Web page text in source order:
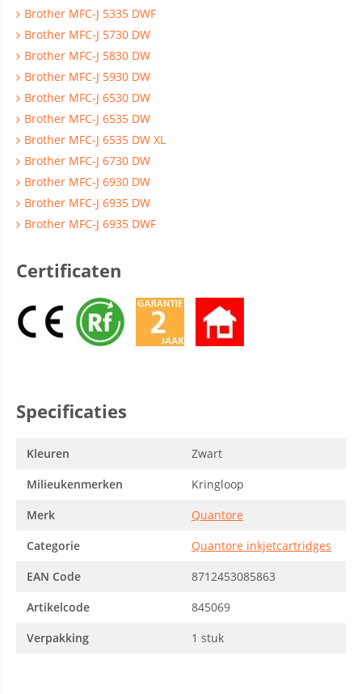
Brother MFC-J 5335 DWF
Brother MFC-J 5730 DW
Brother MFC-J 5830 DW
Brother MFC-J 5930 DW
Brother MFC-J 6530 DW
Brother MFC-J 6535 DW
Brother MFC-J 6535 DW XL
Brother MFC-J 6730 DW
Brother MFC-J 6930 DW
Brother MFC-J 6935 DW
Brother MFC-J 6935 DWF
Certificaten
Specificaties
Kleuren
Zwart
Milieukenmerken
Kringloop
Merk
Quantore
Categorie
Quantore inkjetcartridges
EAN Code
8712453085863
Artikelcode
845069
Verpakking
1 stuk